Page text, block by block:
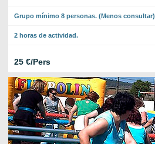
Grupo mínimo 8 personas. (Menos consultar)
2 horas de actividad.
25 €/Pers